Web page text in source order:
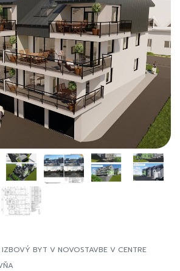
BYT V NOVOSTAVBE V CENTRE